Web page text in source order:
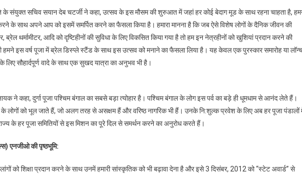
के संयुक्त सचिव सयान देब चटर्जी ने कहा, उत्सव के इस मौसम की शुरुआत में जहां हर कोई बेदाग मूड के साथ रहना चाहता है,
के साथ अपने आप को इसमें समर्पित करने का फैसला किया है। हमारा मानना है कि जब ऐसे विशेष लोगों के दैनिक जीवन की
थर्मामीटर, आदि को दृष्टिहीनों की सुविधा के लिए विकसित किया गया है तो हम इन नेत्रहीनों को खुशियां प्रदान करने की
इस वर्ष पूजा में ब्रेल डिस्प्ले स्टैंड के साथ इस उत्सव को मनाने का फैसला लिया है। यह केवल एक पुरस्कार समारोह या
सौहार्दपूर्ण वादे के साथ एक सुखद यात्रा का अनुभव भी है।
ने कहा, दुर्गा पूजा पश्चिम बंगाल का सबसे बड़ा त्योहार है। पश्चिम बंगाल के लोग इस पर्व का बड़े ही धूमधाम से आनंद लेते हैं।
लोगों को भूल जाते हैं, जो अलग तरह से असक्षम हैं और वरिष्ठ नागरिक भी हैं। उनके नि:शुल्क प्रवेश के लिए अब हर पूजा पंडालों
के हर पूजा समितियों से इस मिशन का पूरे दिल से समर्थन करने का अनुरोध करते हैं।
एनजीओ की पृष्ठभूमि:
को शिक्षा प्रदान करने के साथ उनमें हमारी सांस्कृतिक को भी बढ़ावा देना है और इसे 3 दिसंबर, 2012 को “स्टेट अवार्ड” से